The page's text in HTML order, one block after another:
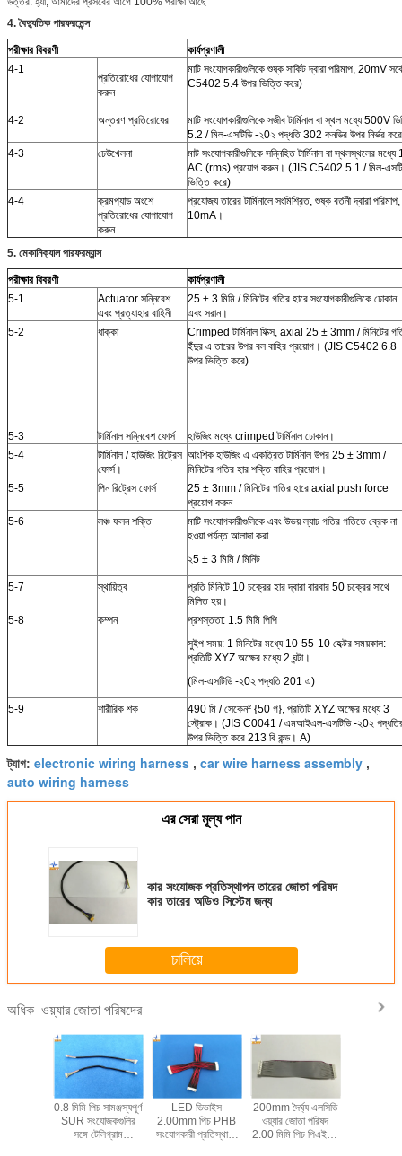
4. বৈদ্যুতিক পারফরমেন্স
পরীক্ষার বিবরণী
কার্যপ্রণালী
4-1
প্রতিরোধের যোগাযোগ
করুন
মাটি সংযোগকারীগুলিকে শুষ্ক সার্কিট দ্বারা পরিমাপ, 20mV
C5402 5.4 উপর ভিত্তি করে)
4-2 অন্তরণ প্রতিরোধের
মাটি সংযোগকারীগুলিকে সজীব টার্মিনাল বা স্থল মধ্যে
5.2 / মিল-এসটিডি -২0২ পদ্ধতি 302 কনডির উপর নির্ভর
4-3
ঢেউখেলনা
মাট সংযোগকারীগুলিকে সন্নিহিত টার্মিনাল বা স্থলস্থলের
AC (rms) প্রয়োগ করুন। (JIS C5402 5.1 / মিল-
ভিত্তি করে)
4-4
ক্রমপ্যাড অংশে
প্রতিরোধের যোগাযোগ
করুন
প্রযোজ্য তারের টার্মিনালে সংমিশ্রিত, শুষ্ক বর্তনী দ্বারা
10mA।
5. মেকানিক্যাল পারফরম্যান্স
পরীক্ষার বিবরণী
কার্যপ্রণালী
5-1
Actuator সন্নিবেশ
এবং প্রত্যাহার বাহিনী
25 ± 3 মিমি / মিনিটের গতির হারে সংযোগকারীগুলিকে ঢোকান
এবং সরান।
5-2
ধাক্কা
Crimped টার্মিনাল ফিক্স, axial 25 ± 3mm / মিনিটের
ইঁদুর এ তারের উপর বল বাহির প্রয়োগ। (JIS C5402 6.8
উপর ভিত্তি করে)
5-3 টার্মিনাল সন্নিবেশ ফোর্স
হাউজিং মধ্যে crimped টার্মিনাল ঢোকান।
5-4
টার্মিনাল / হাউজিং রিট্রেস
ফোর্স।
আংশিক হাউজিং এ একত্রিত টার্মিনাল উপর 25 ± 3mm /
মিনিটের গতির হার শক্তি বাহির প্রয়োগ।
5-5
পিন রিট্রেস ফোর্স
25 ± 3mm / মিনিটের গতির হারে axial push force
প্রয়োগ করুন
5-6
লঞ্চ ফলন শক্তি
মাটি সংযোগকারীগুলিকে এবং উভয় ল্যাচ গতির গতিতে ব্রেক না
হওয়া পর্যন্ত আলাদা করা
২5 ± 3 মিমি / মিনিট
5-7 স্থায়িত্ব
প্রতি মিনিটে 10 চক্রের হার দ্বারা বারবার 50 চক্রের সাথে
মিলিত হয়।
5-8
কম্পন
প্রশস্ততা: 1.5 মিমি পিপি
সুইপ সময়: 1 মিনিটের মধ্যে 10-55-10 হেক্টর সময়কাল:
প্রতিটি XYZ অক্ষের মধ্যে 2 ঘন্টা।
(মিল-এসটিডি -২0২ পদ্ধতি 201 এ)
5-9 শারীরিক শক
490 মি / সেকেন² {50 গ}, প্রতিটি XYZ অক্ষের মধ্যে 3
স্ট্রোক। (JIS C0041 / এমআইএল-এসটিডি -২0২
উপর ভিত্তি করে 213 বি কন্ড। A)
ট্যাগ: electronic wiring harness , car wire harness assembly ,
auto wiring harness
এর সেরা মূল্য পান
কার সংযোজক প্রতিস্থাপন তারের জোতা পরিষদ
কার তারের অডিও সিস্টেম জন্য
চালিয়ে
অধিক ওয়্যার জোতা পরিষদের
0.8 মিমি পিচ সামঞ্জস্যপূর্ণ
SUR সংযোজকগুলির
সঙ্গে টেলিগ্রাম
LED ডিভাইস
2.00mm পিচ PHB
সংযোগকারী প্রতিস্থাপন
200mm দৈর্ঘ্য এলসিডি
ওয়্যার জোতা পরিষদ
2.00 মিমি পিচ পিএইচডি